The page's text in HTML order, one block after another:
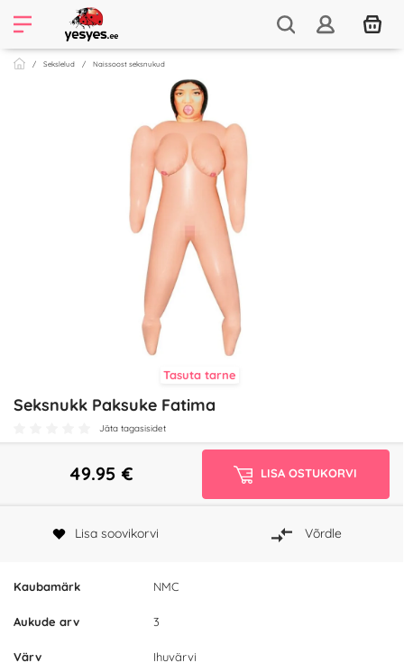
Sekslelud Naissoost seksnukud
Tasuta tarne
Seksnukk Paksuke Fatima
Jäta tagasisidet
Kaubamärk NMC
Aukude arv 3
Värv Ihuvärvi
49.95 € LISA OSTUKORVI
Lisa soovikorvi Võrdle